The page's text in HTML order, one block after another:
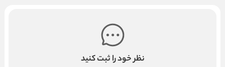
نظر خود را ثبت کنید